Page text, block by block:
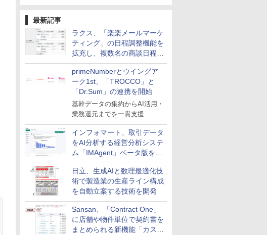
最新記事
ラクス、「楽楽メールマーケ
ティング」の日程調整機能を
拡充し、複数名の商談日程調
整を効率化
primeNumberとウイングア
ーク1st、「TROCCO」と
「Dr.Sum」の連携を開始
基幹データの集約からAI活用・
業務還元までを一貫支援
インフォマート、取引データ
をAI分析する経営分析システ
ム「IMAgent」ベータ版を提
供
日立、生成AIと数理最適化技
術で製造業の生産ライン構成
を自動立案する技術を開発
Sansan、「Contract One」
に店舗や物件単位で契約書を
まとめられる新機能「カスタ